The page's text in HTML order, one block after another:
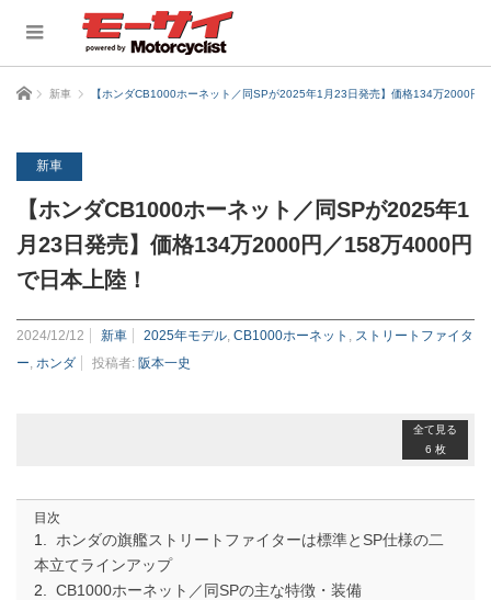
ホーム 新車 【ホンダCB1000ホーネット／同SPが2025年1月23日発売】価格134万2000円
新車
【ホンダCB1000ホーネット／同SPが2025年1
月23日発売】価格134万2000円／158万4000円
で日本上陸！
2024/12/12 新車 2025年モデル CB1000ホーネット
ストリートファイタ
ー ホンダ 投稿者: 阪本一史
全て見る
6 枚
目次
ホンダの旗艦ストリートファイターは標準とSP仕様の二
本立てラインアップ
CB1000ホーネット／同SPの主な特徴・装備